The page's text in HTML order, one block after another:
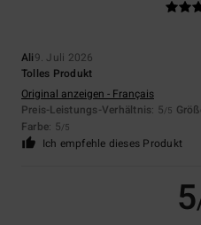
Ali9. Juli 2026
Tolles Produkt
Original anzeigen - Français
Preis-Leistungs-Verhältnis: 5/5
Farbe: 5/5
Ich empfehle dieses Produkt
5